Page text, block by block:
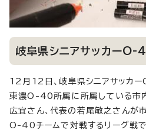
岐阜県シニアサッカーO-
12月12日、岐阜県シニアサッカ
東濃O-40所属に所属している市
広宜さん、代表の若尾敏之さんが
O-40チームで対戦するリーグ戦で